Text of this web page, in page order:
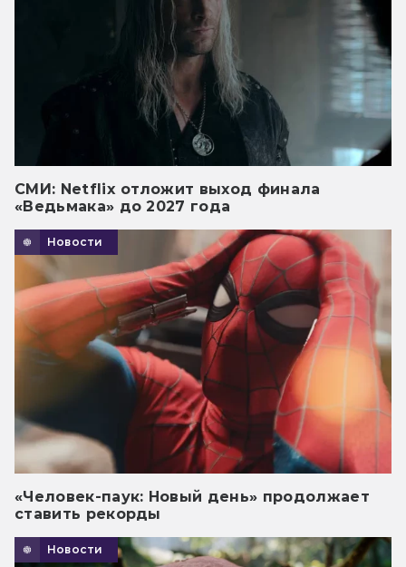
СМИ: Netflix отложит выход финала
«Ведьмака» до 2027 года
Новости
«Человек-паук: Новый день» продолжает
ставить рекорды
Новости